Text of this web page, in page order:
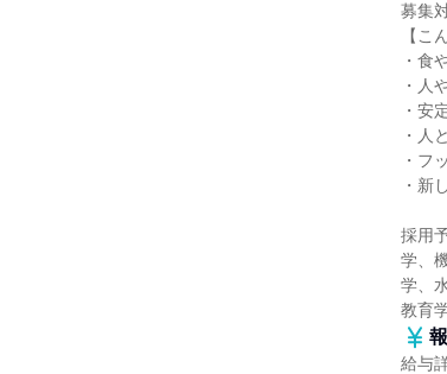
募集
【こ
・食
・人
・安
・人
・フ
・新
採用
学、
学、
教育
給与